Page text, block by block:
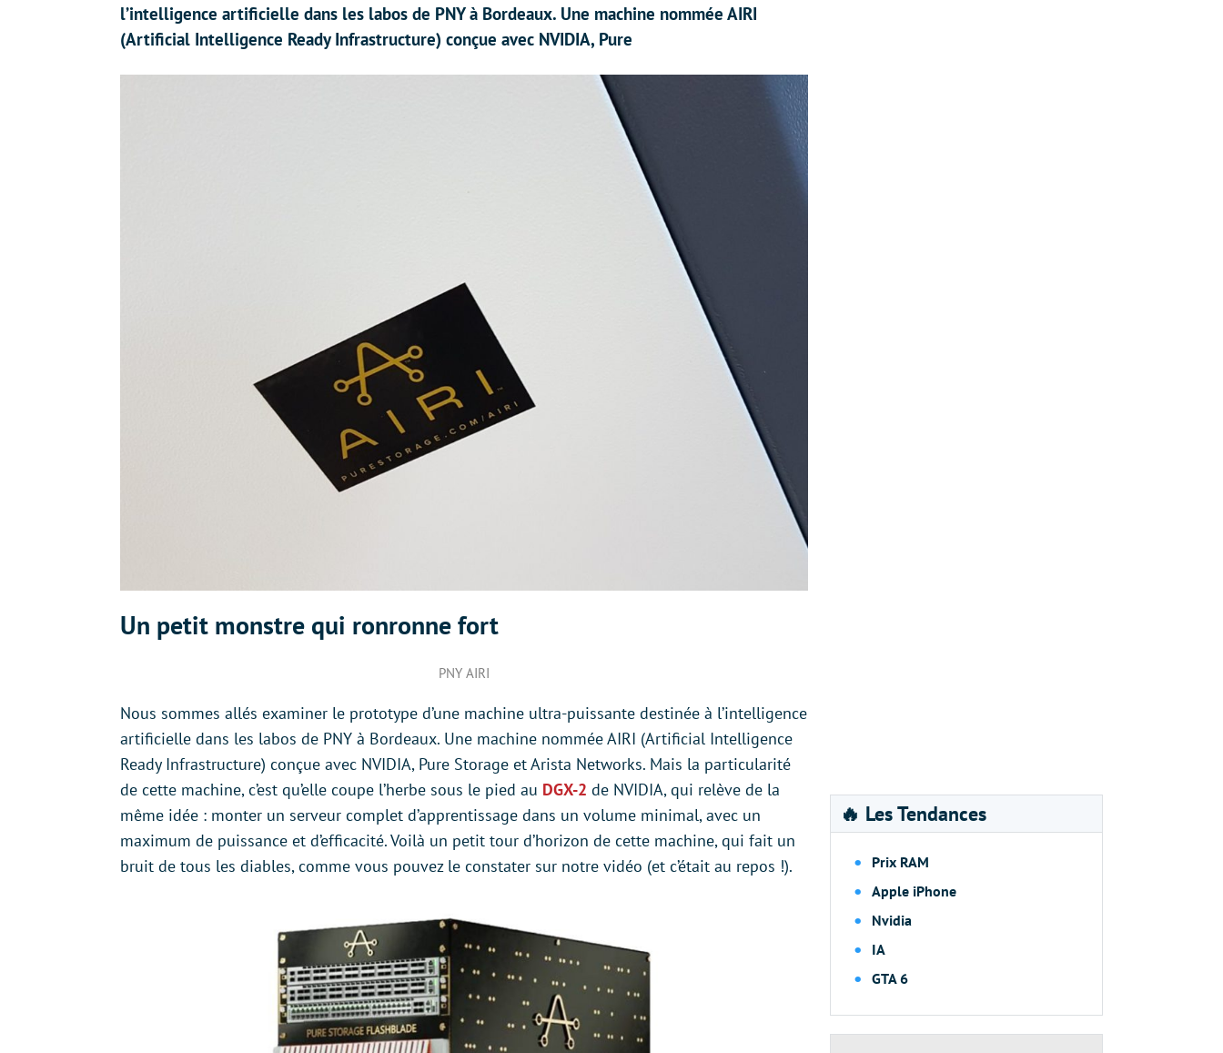
l’intelligence artificielle dans les labos de PNY à Bordeaux. Une machine nommée AIRI
(Artificial Intelligence Ready Infrastructure) conçue avec NVIDIA, Pure
Un petit monstre qui ronronne fort
PNY AIRI
Nous sommes allés examiner le prototype d’une machine ultra-puissante destinée à l’intelligence
artificielle dans les labos de PNY à Bordeaux. Une machine nommée AIRI (Artificial Intelligence
Ready Infrastructure) conçue avec NVIDIA, Pure Storage et Arista Networks. Mais la particularité
de cette machine, c’est qu’elle coupe l’herbe sous le pied au DGX-2 de NVIDIA, qui relève de la
même idée : monter un serveur complet d’apprentissage dans un volume minimal, avec un
maximum de puissance et d’efficacité. Voilà un petit tour d’horizon de cette machine, qui fait un
bruit de tous les diables, comme vous pouvez le constater sur notre vidéo (et c’était au repos !).
🔥 Les Tendances
Prix RAM
Apple iPhone
Nvidia
IA
GTA 6